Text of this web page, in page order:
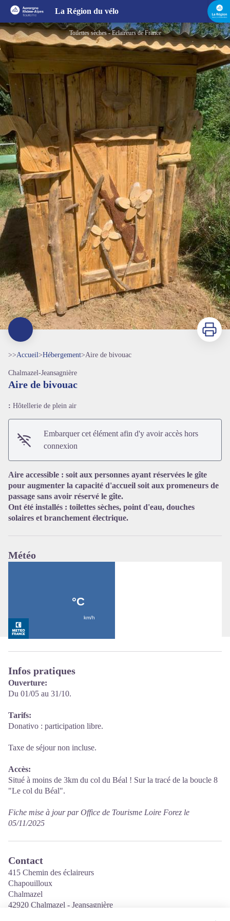
La Région du vélo
Toilettes sèches - Eclaireurs de France
Voir l'image en plein écran
Imprimer
>>Accueil>Hébergement>Aire de bivouac
Chalmazel-Jeansagnière
Aire de bivouac
: Hôtellerie de plein air
Embarquer cet élément afin d'y avoir accès hors
connexion
Aire accessible : soit aux personnes ayant réservées le gîte
pour augmenter la capacité d'accueil soit aux promeneurs de
passage sans avoir réservé le gîte.
Ont été installés : toilettes sèches, point d'eau, douches
solaires et branchement électrique.
Météo
Infos pratiques
Ouverture:
Du 01/05 au 31/10.
Tarifs:
Donativo : participation libre.
Taxe de séjour non incluse.
Accès:
Situé à moins de 3km du col du Béal ! Sur la tracé de la boucle 8
"Le col du Béal".
Fiche mise à jour par Office de Tourisme Loire Forez le
05/11/2025
Contact
415 Chemin des éclaireurs
Chapouilloux
Chalmazel
42920 Chalmazel - Jeansagnière